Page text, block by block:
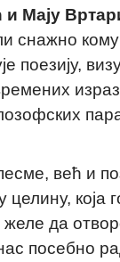
Мају
снажно
поезију,
већ и
која
да
посебно